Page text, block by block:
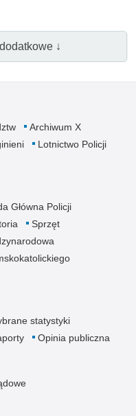
↓
Archiwum X
Lotnictwo Policji
Główna Policji
Sprzęt
statystyki
Opinia publiczna